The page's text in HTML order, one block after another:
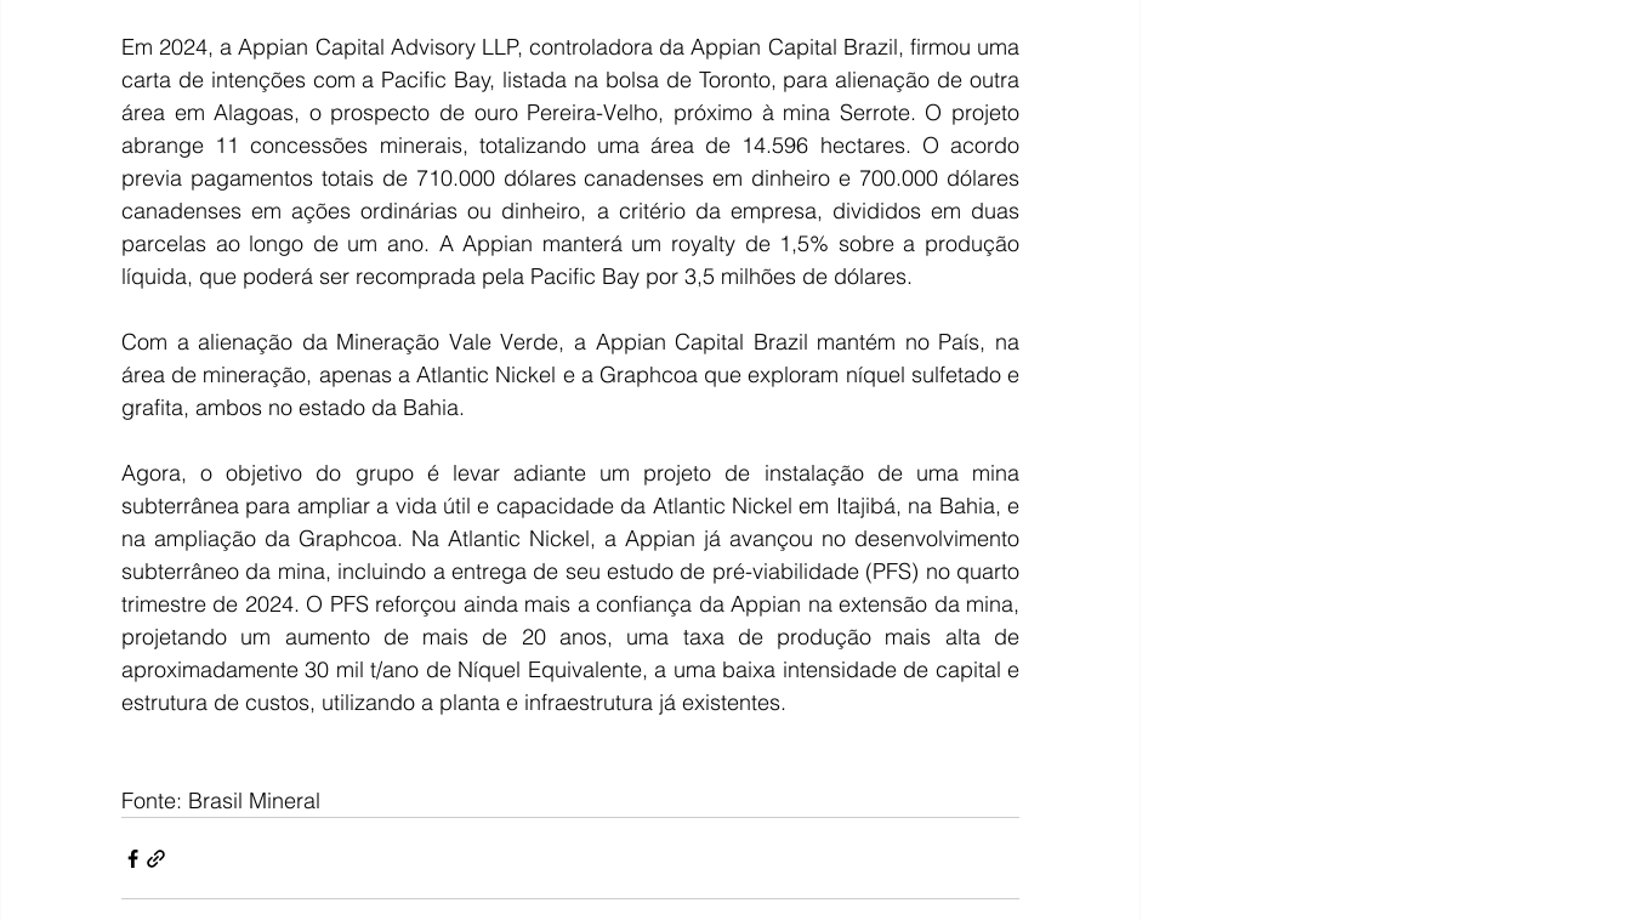
Em 2024, a Appian Capital Advisory LLP, controladora da Appian Capital Brazil, firmou uma
carta de intenções com a Pacific Bay, listada na bolsa de Toronto, para alienação de outra
área em Alagoas, o prospecto de ouro Pereira-Velho, próximo à mina Serrote. O projeto
abrange 11 concessões minerais, totalizando uma área de 14.596 hectares. O acordo
previa pagamentos totais de 710.000 dólares canadenses em dinheiro e 700.000 dólares
canadenses em ações ordinárias ou dinheiro, a critério da empresa, divididos em duas
parcelas ao longo de um ano. A Appian manterá um royalty de 1,5% sobre a produção
líquida, que poderá ser recomprada pela Pacific Bay por 3,5 milhões de dólares.
Com a alienação da Mineração Vale Verde, a Appian Capital Brazil mantém no País, na
área de mineração, apenas a Atlantic Nickel e a Graphcoa que exploram níquel sulfetado e
grafita, ambos no estado da Bahia.
Agora, o objetivo do grupo é levar adiante um projeto de instalação de uma mina
subterrânea para ampliar a vida útil e capacidade da Atlantic Nickel em Itajibá, na Bahia, e
na ampliação da Graphcoa. Na Atlantic Nickel, a Appian já avançou no desenvolvimento
subterrâneo da mina, incluindo a entrega de seu estudo de pré-viabilidade (PFS) no quarto
trimestre de 2024. O PFS reforçou ainda mais a confiança da Appian na extensão da mina,
projetando um aumento de mais de 20 anos, uma taxa de produção mais alta de
aproximadamente 30 mil t/ano de Níquel Equivalente, a uma baixa intensidade de capital e
estrutura de custos, utilizando a planta e infraestrutura já existentes.
Fonte: Brasil Mineral